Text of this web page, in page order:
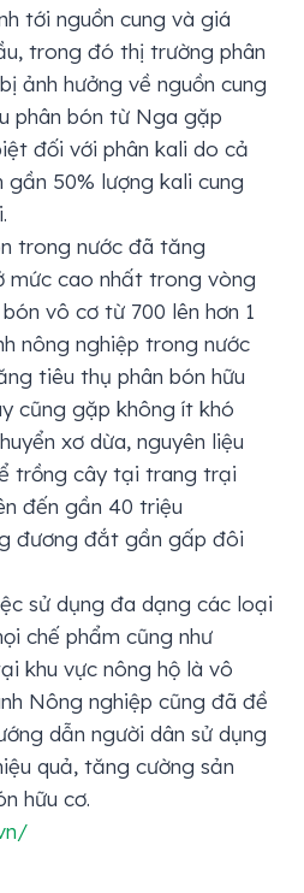
tới nguồn cung và giá
trong đó thị trường phân
ảnh hưởng về nguồn cung
phân bón từ Nga gặp
đối với phân kali do cả
gần 50% lượng kali cung
trong nước đã tăng
mức cao nhất trong vòng
vô cơ từ 700 lên hơn 1
nông nghiệp trong nước
tiêu thụ phân bón hữu
cũng gặp không ít khó
xơ dừa, nguyên liệu
trồng cây tại trang trại
đến gần 40 triệu
đương đắt gần gấp đôi
sử dụng đa dạng các loại
chế phẩm cũng như
khu vực nông hộ là vô
Nông nghiệp cũng đã đề
dẫn người dân sử dụng
quả, tăng cường sản
hữu cơ.